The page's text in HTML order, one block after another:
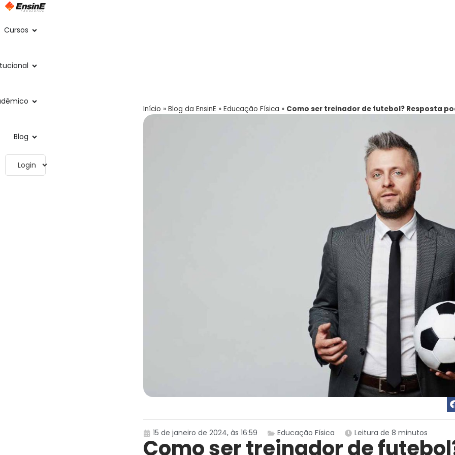
Cursos
Blog
Login
Início » Blog da EnsinE » Educação Física » Como ser treinador de futebol? Resposta
15 de janeiro de 2024, às 16:59 Educação Física Leitura de 8 minutos
Como ser treinador de